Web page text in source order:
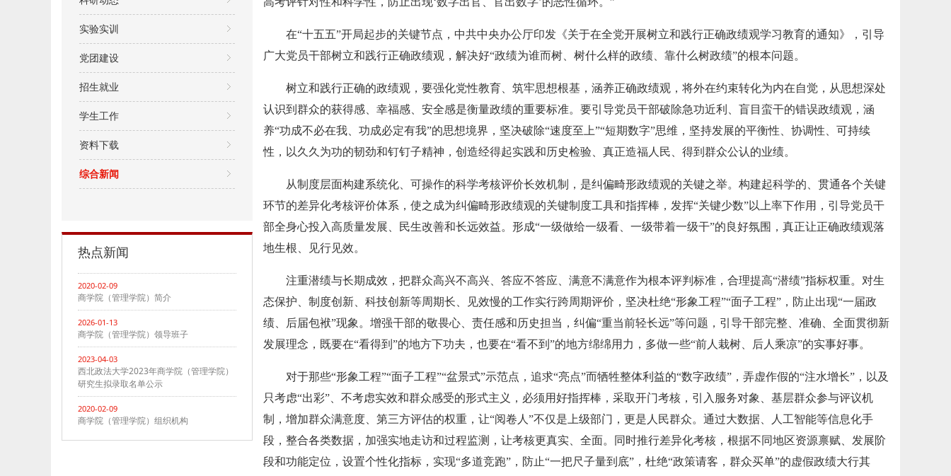
实验实训
党团建设
招生就业
学生工作
资料下载
综合新闻
热点新闻
2020-02-09
商学院（管理学院）简介
2026-01-13
商学院（管理学院）领导班子
2023-04-03
西北政法大学2023年商学院（管理学院）
研究生拟录取名单公示
2020-02-09
商学院（管理学院）组织机构
在“十五五”开局起步的关键节点，中共中央办公厅印发《关于在全党开展树立和践行正确政绩观学习教育的通知》，引导
广大党员干部树立和践行正确政绩观，解决好“政绩为谁而树、树什么样的政绩、靠什么树政绩”的根本问题。
树立和践行正确的政绩观，要强化党性教育、筑牢思想根基，涵养正确政绩观，将外在约束转化为内在自觉，从思想深处
认识到群众的获得感、幸福感、安全感是衡量政绩的重要标准。要引导党员干部破除急功近利、盲目蛮干的错误政绩观，涵
养“功成不必在我、功成必定有我”的思想境界，坚决破除“速度至上”“短期数字”思维，坚持发展的平衡性、协调性、可持续
性，以久久为功的韧劲和钉钉子精神，创造经得起实践和历史检验、真正造福人民、得到群众公认的业绩。
从制度层面构建系统化、可操作的科学考核评价长效机制，是纠偏畸形政绩观的关键之举。构建起科学的、贯通各个关键
环节的差异化考核评价体系，使之成为纠偏畸形政绩观的关键制度工具和指挥棒，发挥“关键少数”以上率下作用，引导党员干
部全身心投入高质量发展、民生改善和长远效益。形成“一级做给一级看、一级带着一级干”的良好氛围，真正让正确政绩观落
地生根、见行见效。
注重潜绩与长期成效，把群众高兴不高兴、答应不答应、满意不满意作为根本评判标准，合理提高“潜绩”指标权重。对生
态保护、制度创新、科技创新等周期长、见效慢的工作实行跨周期评价，坚决杜绝“形象工程”“面子工程”，防止出现“一届政
绩、后届包袱”现象。增强干部的敬畏心、责任感和历史担当，纠偏“重当前轻长远”等问题，引导干部完整、准确、全面贯彻新
发展理念，既要在“看得到”的地方下功夫，也要在“看不到”的地方绵绵用力，多做一些“前人栽树、后人乘凉”的实事好事。
对于那些“形象工程”“面子工程”“盆景式”示范点，追求“亮点”而牺牲整体利益的“数字政绩”，弄虚作假的“注水增长”，以及
只考虑“出彩”、不考虑实效和群众感受的形式主义，必须用好指挥棒，采取开门考核，引入服务对象、基层群众参与评议机
制，增加群众满意度、第三方评估的权重，让“阅卷人”不仅是上级部门，更是人民群众。通过大数据、人工智能等信息化手
段，整合各类数据，加强实地走访和过程监测，让考核更真实、全面。同时推行差异化考核，根据不同地区资源禀赋、发展阶
段和功能定位，设置个性化指标，实现“多道竞跑”，防止“一把尺子量到底”，杜绝“政策请客，群众买单”的虚假政绩大行其